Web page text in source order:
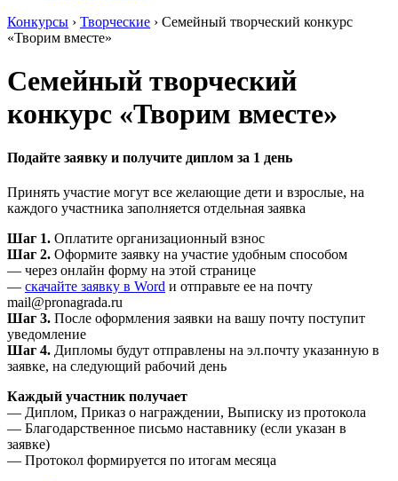
Конкурсы › Творческие › Семейный творческий конкурс
«Творим вместе»
Семейный творческий
конкурс «Творим вместе»
Подайте заявку и получите диплом за 1 день
Принять участие могут все желающие дети и взрослые, на
каждого участника заполняется отдельная заявка
Шаг 1. Оплатите организационный взнос
Шаг 2. Оформите заявку на участие удобным способом
— через онлайн форму на этой странице
— скачайте заявку в Word и отправьте ее на почту
mail@pronagrada.ru
Шаг 3. После оформления заявки на вашу почту поступит
уведомление
Шаг 4. Дипломы будут отправлены на эл.почту указанную в
заявке, на следующий рабочий день
Каждый участник получает
— Диплом, Приказ о награждении, Выписку из протокола
— Благодарственное письмо наставнику (если указан в
заявке)
— Протокол формируется по итогам месяца